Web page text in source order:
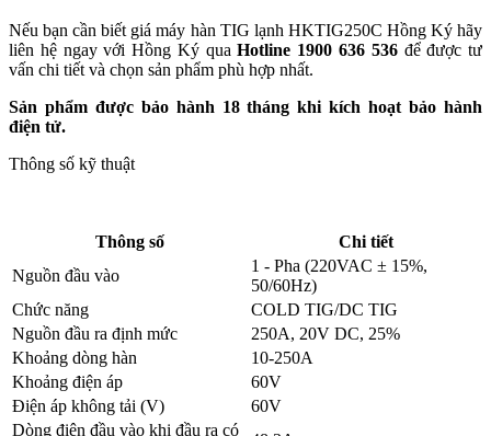
Nếu bạn cần biết giá máy hàn TIG lạnh HKTIG250C Hồng Ký hãy
liên hệ ngay với Hồng Ký qua Hotline 1900 636 536 để được tư
vấn chi tiết và chọn sản phẩm phù hợp nhất.
Sản phẩm được bảo hành 18 tháng khi kích hoạt bảo hành
điện tử.
Thông số kỹ thuật
Thông số
Chi tiết
Nguồn đầu vào
1 - Pha (220VAC ± 15%,
50/60Hz)
Chức năng
COLD TIG/DC TIG
Nguồn đầu ra định mức
250A, 20V DC, 25%
Khoảng dòng hàn
10-250A
Khoảng điện áp
60V
Điện áp không tải (V)
60V
Dòng điện đầu vào khi đầu ra có